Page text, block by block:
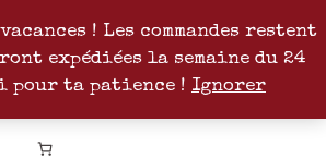
! Les commandes restent
expédiées la semaine du 24
pour ta patience ! Ignorer
InstagramPinterest Patreon